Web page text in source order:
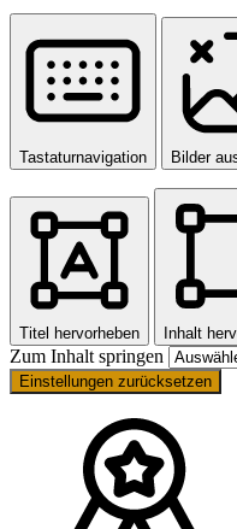
Tastaturnavigation Bilder
Titel hervorheben Inhalt
Zum Inhalt springen
Einstellungen zurücksetzen